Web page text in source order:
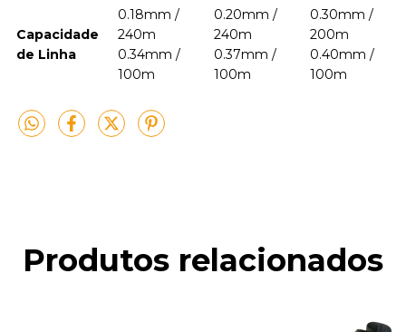
Capacidade
de Linha
0.18mm /
240m
0.34mm /
100m
0.20mm /
240m
0.37mm /
100m
0.30mm /
200m
0.40mm /
100m
Produtos relacionados